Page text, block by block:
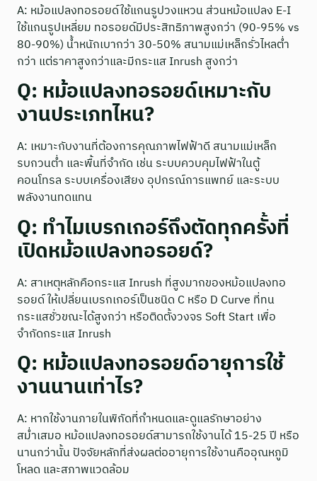
A: หม้อแปลงทอรอยด์ใช้แกนรูปวงแหวน ส่วนหม้อแปลง E-I
ใช้แกนรูปเหลี่ยม ทอรอยด์มีประสิทธิภาพสูงกว่า (90-95% vs
80-90%) น้ำหนักเบากว่า 30-50% สนามแม่เหล็กรั่วไหลต่ำ
กว่า แต่ราคาสูงกว่าและมีกระแส Inrush สูงกว่า
Q: หม้อแปลงทอรอยด์เหมาะกับ
งานประเภทไหน?
A: เหมาะกับงานที่ต้องการคุณภาพไฟฟ้าดี สนามแม่เหล็ก
รบกวนต่ำ และพื้นที่จำกัด เช่น ระบบควบคุมไฟฟ้าในตู้
คอนโทรล ระบบเครื่องเสียง อุปกรณ์การแพทย์ และระบบ
พลังงานทดแทน
Q: ทำไมเบรกเกอร์ถึงตัดทุกครั้งที่
เปิดหม้อแปลงทอรอยด์?
A: สาเหตุหลักคือกระแส Inrush ที่สูงมากของหม้อแปลงทอ
รอยด์ ให้เปลี่ยนเบรกเกอร์เป็นชนิด C หรือ D Curve ที่ทน
กระแสชั่วขณะได้สูงกว่า หรือติดตั้งวงจร Soft Start เพื่อ
จำกัดกระแส Inrush
Q: หม้อแปลงทอรอยด์อายุการใช้
งานนานเท่าไร?
A: หากใช้งานภายในพิกัดที่กำหนดและดูแลรักษาอย่าง
สม่ำเสมอ หม้อแปลงทอรอยด์สามารถใช้งานได้ 15-25 ปี หรือ
นานกว่านั้น ปัจจัยหลักที่ส่งผลต่ออายุการใช้งานคืออุณหภูมิ
โหลด และสภาพแวดล้อม